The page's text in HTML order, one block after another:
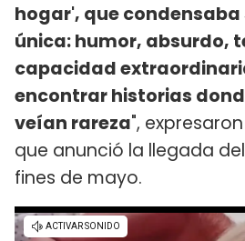
hogar', que
única: humor, absurdo,
capacidad
encontrar historias
veían rareza",
que anunció la llegada
fines de mayo.